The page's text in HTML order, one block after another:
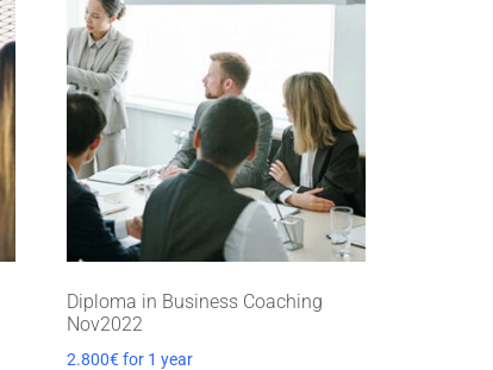
Diploma in Business Coaching
Nov2022
2.800€for 1 year